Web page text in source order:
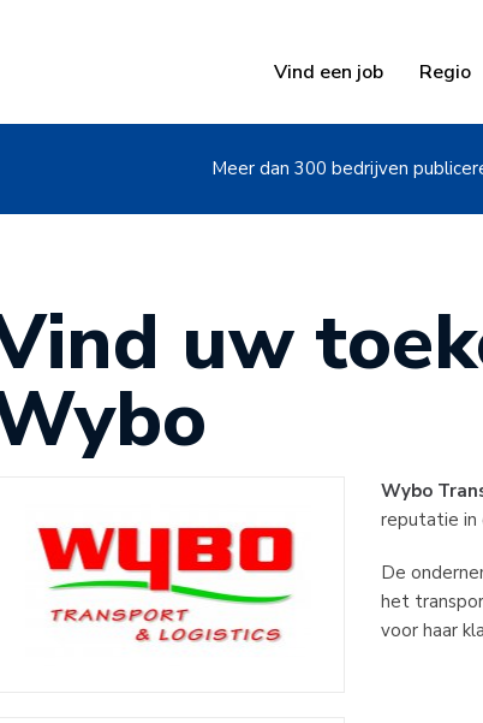
Vind een job Regio
Meer dan 300 bedrijven
uw
Wybo
reputatie in
De
het
voor haar